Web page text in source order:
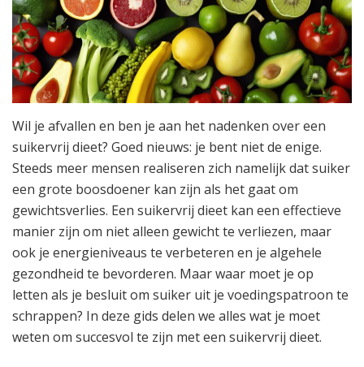
Wil je afvallen en ben je aan het nadenken over een
suikervrij dieet? Goed nieuws: je bent niet de enige.
Steeds meer mensen realiseren zich namelijk dat suiker
een grote boosdoener kan zijn als het gaat om
gewichtsverlies. Een suikervrij dieet kan een effectieve
manier zijn om niet alleen gewicht te verliezen, maar
ook je energieniveaus te verbeteren en je algehele
gezondheid te bevorderen. Maar waar moet je op
letten als je besluit om suiker uit je voedingspatroon te
schrappen? In deze gids delen we alles wat je moet
weten om succesvol te zijn met een suikervrij dieet.